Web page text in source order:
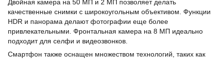
Двойная камера на 50 МП и 2 МП позволяет делать
качественные снимки с широкоугольным объективом. Функции
HDR и панорама делают фотографии еще более
привлекательными. Фронтальная камера на 8 МП идеально
подходит для селфи и видеозвонков.
Смартфон также оснащен множеством технологий, таких как